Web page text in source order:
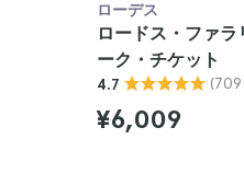
ローデス
ロードス・ファ
ーク・チケット
4.7
¥6,009